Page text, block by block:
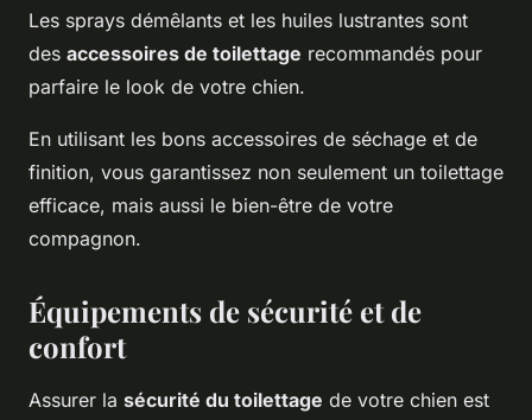
Les sprays démêlants et les huiles lustrantes sont
des accessoires de toilettage recommandés pour
parfaire le look de votre chien.
En utilisant les bons accessoires de séchage et de
finition, vous garantissez non seulement un toilettage
efficace, mais aussi le bien-être de votre
compagnon.
Équipements de sécurité et de
confort
Assurer la sécurité du toilettage de votre chien est